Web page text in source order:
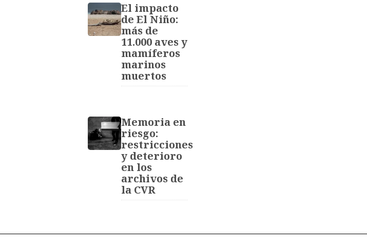
El impacto
de El Niño:
más de
11.000 aves y
mamíferos
marinos
muertos
Memoria en
riesgo:
restricciones
y deterioro
en los
archivos de
la CVR